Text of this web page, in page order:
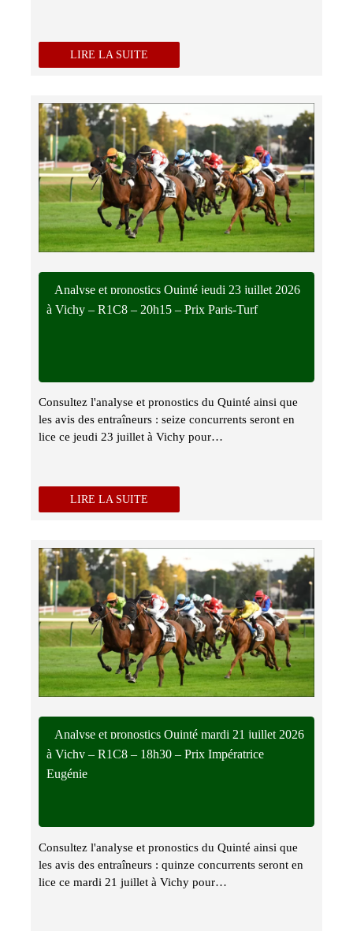
LIRE LA SUITE
Analyse et pronostics Quinté jeudi 23 juillet 2026
à Vichy – R1C8 – 20h15 – Prix Paris-Turf
Consultez l'analyse et pronostics du Quinté ainsi que
les avis des entraîneurs : seize concurrents seront en
lice ce jeudi 23 juillet à Vichy pour…
LIRE LA SUITE
Analyse et pronostics Quinté mardi 21 juillet 2026
à Vichy – R1C8 – 18h30 – Prix Impératrice
Eugénie
Consultez l'analyse et pronostics du Quinté ainsi que
les avis des entraîneurs : quinze concurrents seront en
lice ce mardi 21 juillet à Vichy pour…